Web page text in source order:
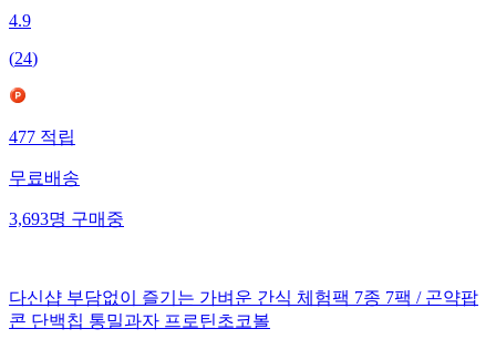
4.9
(24)
477적립
무료배송
3,693명구매중
다신샵 부담없이 즐기는 가벼운 간식 체험팩 7종 7팩 / 곤약팝
콘 단백칩 통밀과자 프로틴초코볼